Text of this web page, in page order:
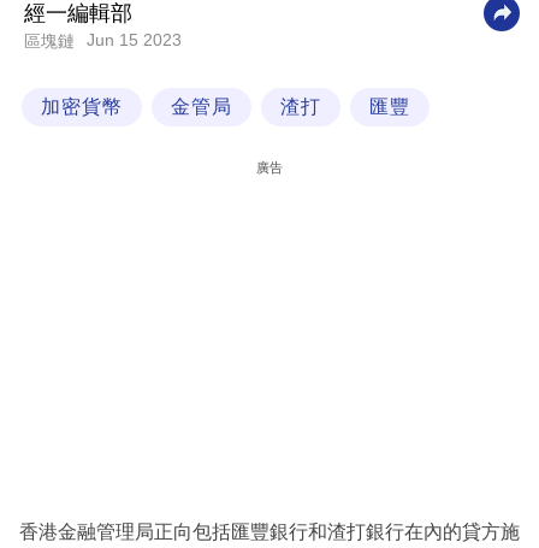
技
經一編輯部
區塊鏈 Jun 15 2023
加密貨幣 金管局 渣打 匯豐
廣告
香港金融管理局正向包括匯豐銀行和渣打銀行在內的貸方施